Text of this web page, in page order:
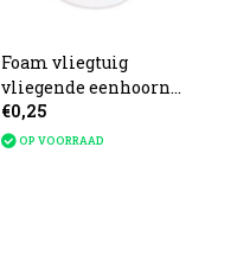
Foam vliegtuig
vliegende eenhoorn
16x17cm
€0,25
OP VOORRAAD